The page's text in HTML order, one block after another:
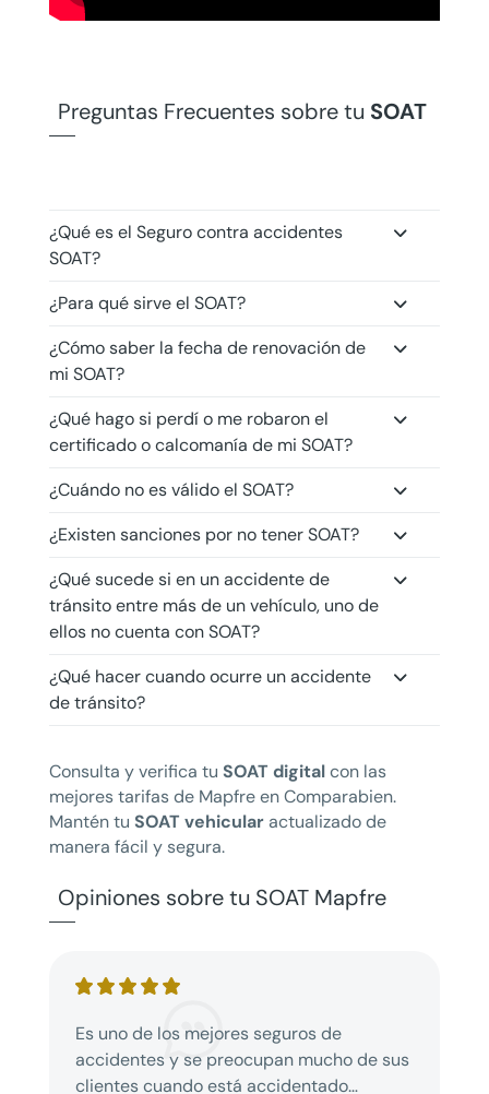
Preguntas Frecuentes sobre tu SOAT
¿Qué es el Seguro contra accidentes
SOAT?
¿Para qué sirve el SOAT?
¿Cómo saber la fecha de renovación de
mi SOAT?
¿Qué hago si perdí o me robaron el
certificado o calcomanía de mi SOAT?
¿Cuándo no es válido el SOAT?
¿Existen sanciones por no tener SOAT?
¿Qué sucede si en un accidente de
tránsito entre más de un vehículo, uno de
ellos no cuenta con SOAT?
¿Qué hacer cuando ocurre un accidente
de tránsito?
Consulta y verifica tu SOAT digitalcon las
mejores tarifas de Mapfre en Comparabien.
Mantén tu SOAT vehicularactualizado de
manera fácil y segura.
Opiniones sobre tu SOAT Mapfre
Es uno de los mejores seguros de
accidentes y se preocupan mucho de sus
clientes cuando está accidentado…